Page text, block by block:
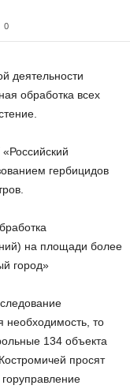
0
деятельности
обработка всех
гербицидов
на площади более
город»
необходимость, то
134 объекта
просят